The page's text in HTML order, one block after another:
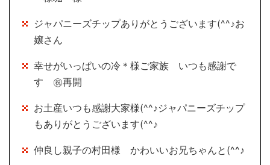
ジャパニーズチップありがとうございます(^^♪お
嬢さん
幸せがいっぱいの冷＊様ご家族 いつも感謝で
す ㊗再開
お土産いつも感謝大家様(^^♪ジャパニーズチップ
もありがとうございます(^^♪
仲良し親子の村田様 かわいいお兄ちゃんと(^^♪